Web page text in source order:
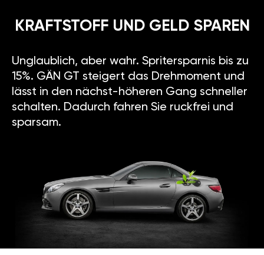
KRAFTSTOFF UND GELD SPAREN
Unglaublich, aber wahr. Spritersparnis bis zu
15%. GÄN GT steigert das Drehmoment und
lässt in den nächst-höheren Gang schneller
schalten. Dadurch fahren Sie ruckfrei und
sparsam.